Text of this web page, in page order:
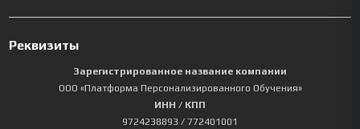
Реквизиты
Зарегистрированное название компании
ООО «Платформа Персонализированного Обучения»
ИНН / КПП
9724238893 / 772401001